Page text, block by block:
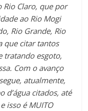
Rio Claro, que por
ao Rio Mogi
Rio Grande, Rio
que citar tantos
tratando esgoto,
Com o avanço
atualmente,
d’água citados, até
isso é MUITO